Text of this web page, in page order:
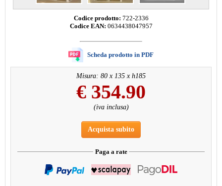
Codice prodotto: 722-2336
Codice EAN: 0634438047957
Scheda prodotto in PDF
Misura: 80 x 135 x h185
€ 354.90
(iva inclusa)
Acquista subito
Paga a rate